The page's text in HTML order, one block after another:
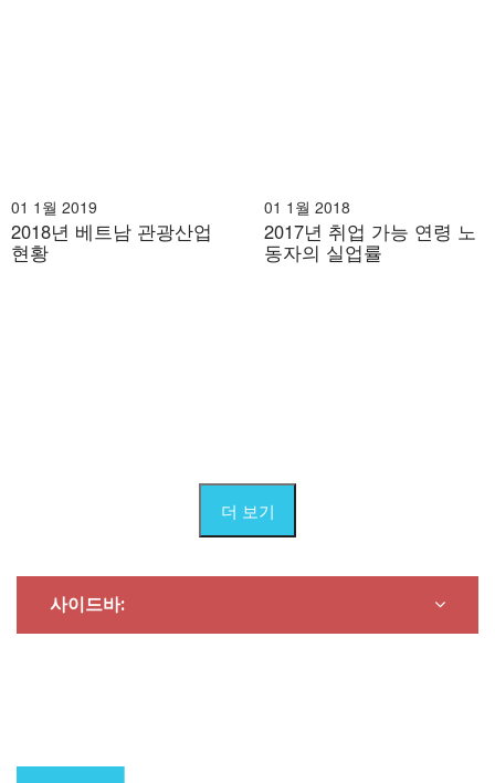
01 1월 2019
2018년 베트남 관광산업
현황
01 1월 2018
2017년 취업 가능 연령 노
동자의 실업률
더 보기
사이드바: